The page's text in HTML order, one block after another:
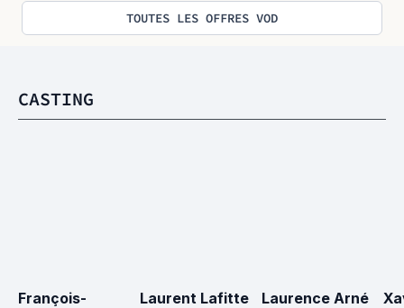
TOUTES LES OFFRES VOD
CASTING
François-
Laurent Lafitte
Laurence Arné